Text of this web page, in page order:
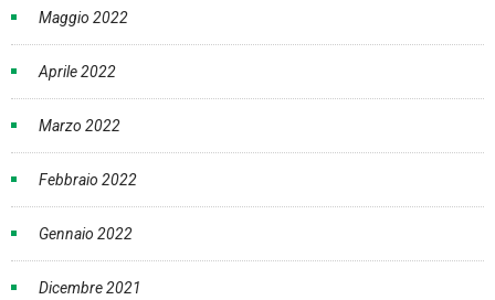
Maggio 2022
Aprile 2022
Marzo 2022
Febbraio 2022
Gennaio 2022
Dicembre 2021